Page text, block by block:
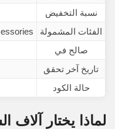
نسبة التخفيض
الفئات المشمولة
صالح في
تاريخ آخر تحقق
حالة الكود
لماذا يختار